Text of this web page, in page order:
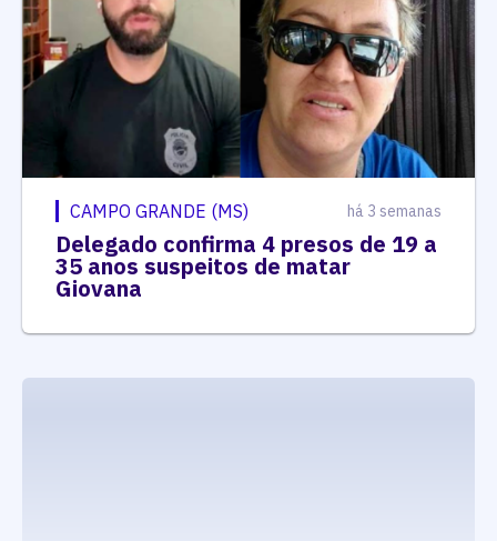
CAMPO GRANDE (MS) há 3 semanas
Delegado confirma 4 presos de 19 a
35 anos suspeitos de matar
Giovana